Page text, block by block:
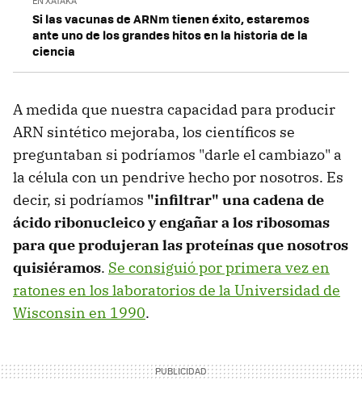
Si las vacunas de ARNm tienen éxito, estaremos
ante uno de los grandes hitos en la historia de la
ciencia
A medida que nuestra capacidad para producir
ARN sintético mejoraba, los científicos se
preguntaban si podríamos "darle el cambiazo" a
la célula con un pendrive hecho por nosotros. Es
decir, si podríamos "infiltrar" una cadena de
ácido ribonucleico y engañar a los ribosomas
para que produjeran las proteínas que nosotros
quisiéramos. Se consiguió por primera vez en
ratones en los laboratorios de la Universidad de
Wisconsin en 1990.